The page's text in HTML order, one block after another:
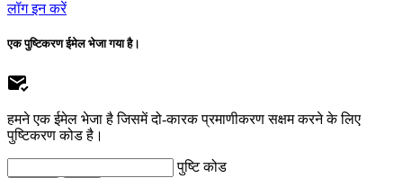
लॉग इन करें
एक पुष्टिकरण ईमेल भेजा गया है।
हमने एक ईमेल भेजा है जिसमें दो-कारक प्रमाणीकरण सक्षम करने के लिए
पुष्टिकरण कोड है।
पुष्टि कोड